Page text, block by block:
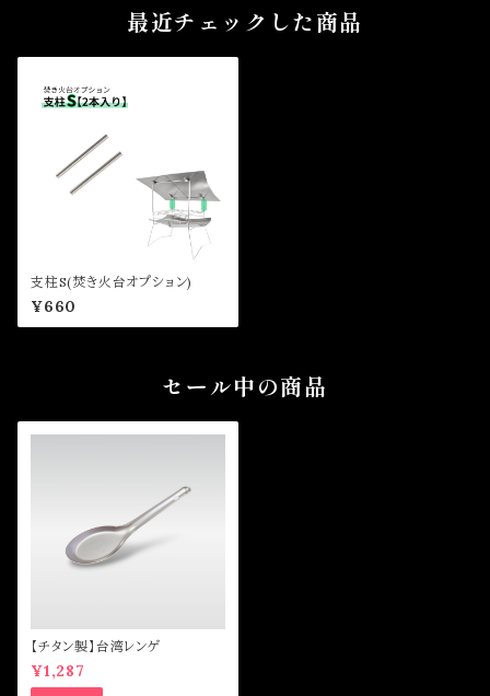
最近チェックした商品
支柱S(焚き火台オプション)
¥660
セール中の商品
【チタン製】台湾レンゲ
¥1,287